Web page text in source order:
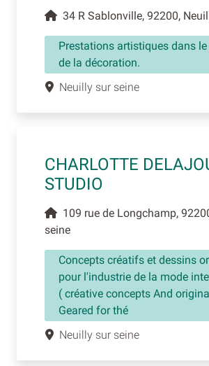
34 R Sablonville, 92200,
Prestations artistiques dans
de la décoration.
Neuilly sur seine
CHARLOTTE
STUDIO
109 rue de Longchamp,
seine
Concepts créatifs et dessins
pour l'industrie de la mode
( créative concepts And
Geared for thé
Neuilly sur seine